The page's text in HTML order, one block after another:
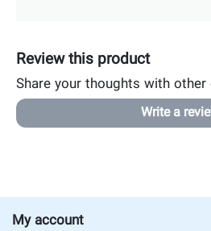
Review this product
Share your thoughts with
Write a
My account